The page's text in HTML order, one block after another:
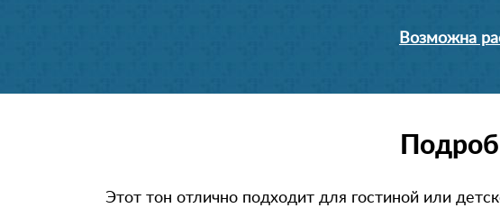
Возможна
Этот тон отлично подходит для гостиной или